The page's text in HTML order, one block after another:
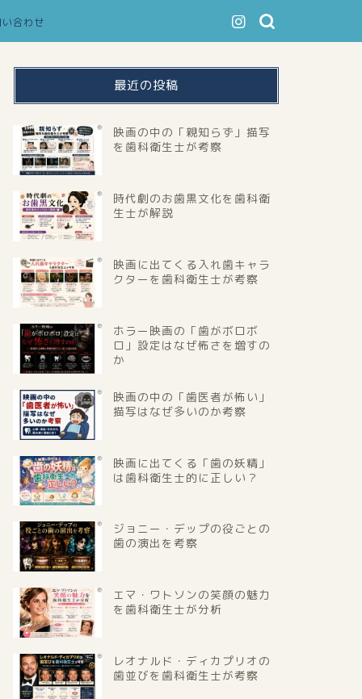
い合わせ
最近の投稿
映画の中の「親知らず」描写
を歯科衛生士が考察
時代劇のお歯黒文化を歯科衛
生士が解説
映画に出てくる入れ歯キャラ
クターを歯科衛生士が考察
ホラー映画の「歯がボロボ
ロ」設定はなぜ怖さを増すの
か
映画の中の「歯医者が怖い」
描写はなぜ多いのか考察
映画に出てくる「歯の妖精」
は歯科衛生士的に正しい？
ジョニー・デップの役ごとの
歯の演出を考察
エマ・ワトソンの笑顔の魅力
を歯科衛生士が分析
レオナルド・ディカプリオの
歯並びを歯科衛生士が考察